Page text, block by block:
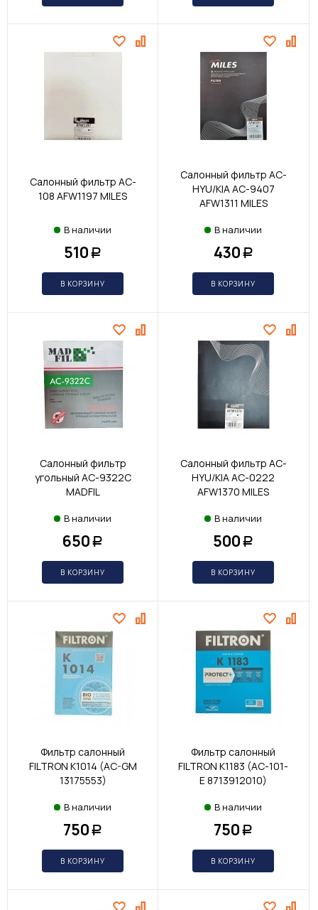
Салонный фильтр AC-
108 AFW1197 MILES
В наличии
510 Р
В КОРЗИНУ
Салонный фильтр AC-
HYU/KIA AC-9407
AFW1311 MILES
В наличии
430 Р
В КОРЗИНУ
Салонный фильтр
угольный AC-9322C
MADFIL
В наличии
650 Р
В КОРЗИНУ
Салонный фильтр AC-
HYU/KIA AC-0222
AFW1370 MILES
В наличии
500 Р
В КОРЗИНУ
Фильтр салонный
FILTRON K1014 (AC-GM
13175553)
В наличии
750 Р
В КОРЗИНУ
Фильтр салонный
FILTRON K1183 (AC-101-
E 8713912010)
В наличии
750 Р
В КОРЗИНУ